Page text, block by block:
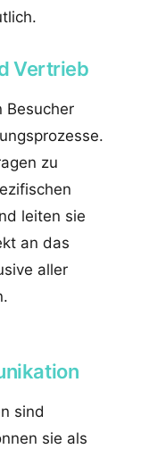
Vertrieb
Besucher
zu
leiten sie
an das
aller
sind
sie als